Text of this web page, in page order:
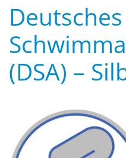
Deutsches
(DSA) –